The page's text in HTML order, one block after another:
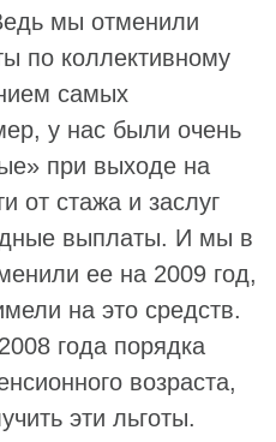
мы отменили
по коллективному
самых
у нас были очень
при выходе на
от стажа и заслуг
выплаты. И мы в
ее на 2009 год,
на это средств.
года порядка
возраста,
эти льготы.